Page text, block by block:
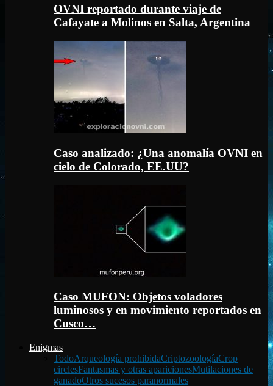
OVNI reportado durante viaje de
Cafayate a Molinos en Salta, Argentina
Caso analizado: ¿Una anomalía OVNI en
cielo de Colorado, EE.UU?
Caso MUFON: Objetos voladores
luminosos y en movimiento reportados en
Cusco…
Enigmas
TodoArqueología prohibidaCriptozoologíaCrop
circlesFantasmas y otras aparicionesMutilaciones de
ganadoOtros sucesos paranormales